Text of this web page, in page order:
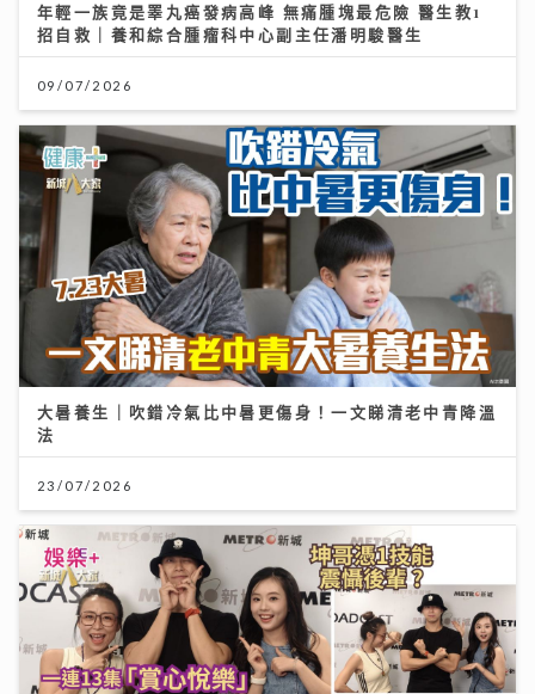
年輕一族竟是睪丸癌發病高峰 無痛腫塊最危險 醫生教1
招自救｜養和綜合腫瘤科中心副主任潘明駿醫生
09/07/2026
大暑養生｜吹錯冷氣比中暑更傷身！一文睇清老中青降溫
法
23/07/2026